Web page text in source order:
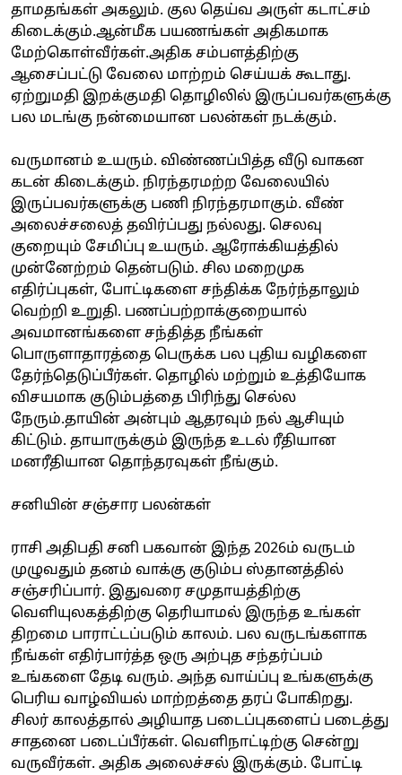
தாமதங்கள் அகலும். குல தெய்வ அருள் கடாட்சம்
கிடைக்கும்.ஆன்மீக பயணங்கள் அதிகமாக
மேற்கொள்வீர்கள்.அதிக சம்பளத்திற்கு
ஆசைப்பட்டு வேலை மாற்றம் செய்யக் கூடாது.
ஏற்றுமதி இறக்குமதி தொழிலில் இருப்பவர்களுக்கு
பல மடங்கு நன்மையான பலன்கள் நடக்கும்.
வருமானம் உயரும். விண்ணப்பித்த வீடு வாகன
கடன் கிடைக்கும். நிரந்தரமற்ற வேலையில்
இருப்பவர்களுக்கு பணி நிரந்தரமாகும். வீண்
அலைச்சலைத் தவிர்ப்பது நல்லது. செலவு
குறையும் சேமிப்பு உயரும். ஆரோக்கியத்தில்
முன்னேற்றம் தென்படும். சில மறைமுக
எதிர்ப்புகள், போட்டிகளை சந்திக்க நேர்ந்தாலும்
வெற்றி உறுதி. பணப்பற்றாக்குறையால்
அவமானங்களை சந்தித்த நீங்கள்
பொருளாதாரத்தை பெருக்க பல புதிய வழிகளை
தேர்ந்தெடுப்பீர்கள். தொழில் மற்றும் உத்தியோக
விசயமாக குடும்பத்தை பிரிந்து செல்ல
நேரும்.தாயின் அன்பும் ஆதரவும் நல் ஆசியும்
கிட்டும். தாயாருக்கும் இருந்த உடல் ரீதியான
மனரீதியான தொந்தரவுகள் நீங்கும்.
சனியின் சஞ்சார பலன்கள்
ராசி அதிபதி சனி பகவான் இந்த 2026ம் வருடம்
முழுவதும் தனம் வாக்கு குடும்ப ஸ்தானத்தில்
சஞ்சரிப்பார். இதுவரை சமுதாயத்திற்கு
வெளியுலகத்திற்கு தெரியாமல் இருந்த உங்கள்
திறமை பாராட்டப்படும் காலம். பல வருடங்களாக
நீங்கள் எதிர்பார்த்த ஒரு அற்புத சந்தர்ப்பம்
உங்களை தேடி வரும். அந்த வாய்ப்பு உங்களுக்கு
பெரிய வாழ்வியல் மாற்றத்தை தரப் போகிறது.
சிலர் காலத்தால் அழியாத படைப்புகளைப் படைத்து
சாதனை படைப்பீர்கள். வெளிநாட்டிற்கு சென்று
வருவீர்கள். அதிக அலைச்சல் இருக்கும். போட்டி